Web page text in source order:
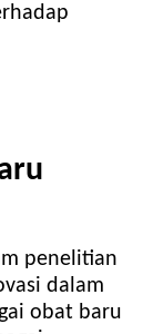
penelitian
dalam
obat baru